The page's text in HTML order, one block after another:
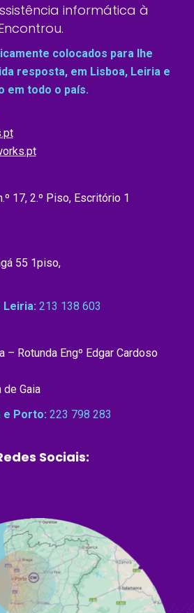
informática à
colocados para lhe
resposta, em Lisboa, Leiria e
em todo o país.
17, 2.º Piso, Escritório 1
55 1piso,
Leiria: 213 138 603
– Rotunda Engº Edgar Cardoso
Gaia
e Porto: 223 798 283
Sociais: